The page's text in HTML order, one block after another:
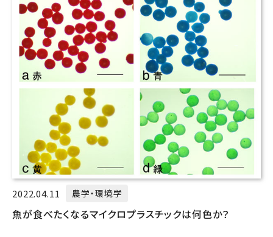
2022.04.11 農学・環境学
魚が食べたくなるマイクロプラスチックは何色か？